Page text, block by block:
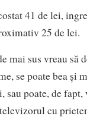
41 de lei,
25 de lei.
mai sus vreau să
se poate bea și
poate, de fapt,
cu